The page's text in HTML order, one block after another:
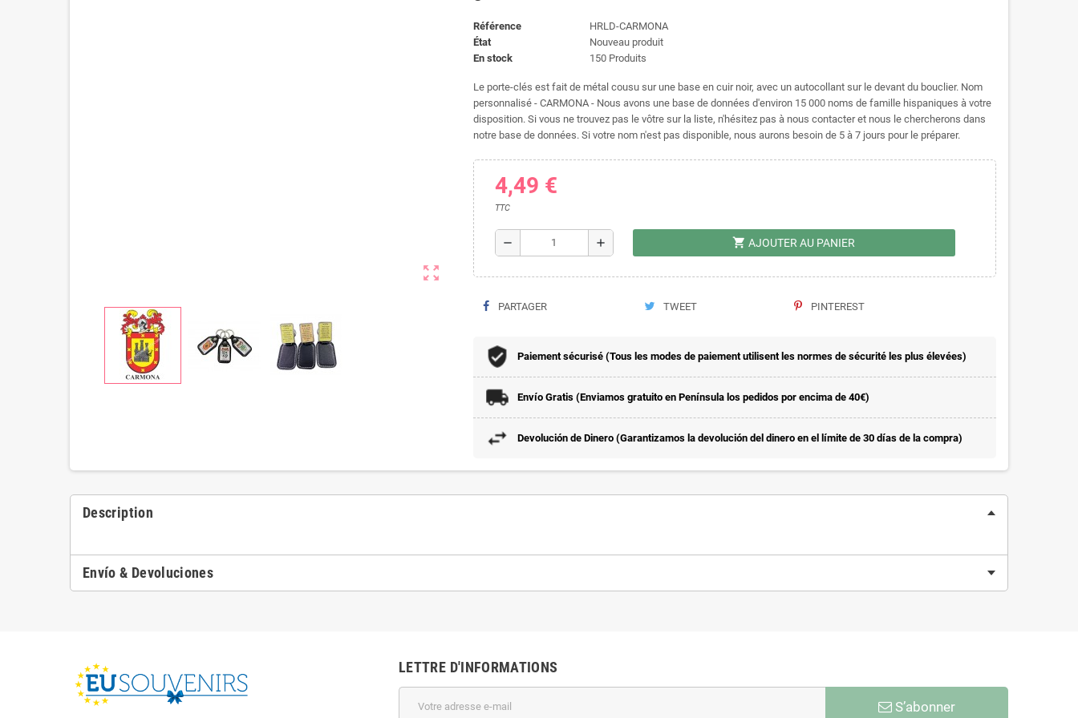
zoom_out_map
Référence
HRLD-CARMONA
État
Nouveau produit
En stock
150 Produits
Le porte-clés est fait de métal cousu sur une base en cuir noir, avec un autocollant sur le devant du bouclier. Nom
personnalisé - CARMONA - Nous avons une base de données d'environ 15 000 noms de famille hispaniques à votre
disposition. Si vous ne trouvez pas le vôtre sur la liste, n'hésitez pas à nous contacter et nous le chercherons dans
notre base de données. Si votre nom n'est pas disponible, nous aurons besoin de 5 à 7 jours pour le préparer.
4,49 €
TTC
remove add shopping_cart AJOUTER AU PANIER
PARTAGER TWEET PINTEREST
Paiement sécurisé (Tous les modes de paiement utilisent les normes de sécurité les plus élevées)
Envío Gratis (Enviamos gratuito en Península los pedidos por encima de 40€)
Devolución de Dinero (Garantizamos la devolución del dinero en el límite de 30 días de la compra)
Description
Envío & Devoluciones
LETTRE D'INFORMATIONS
S’abonner